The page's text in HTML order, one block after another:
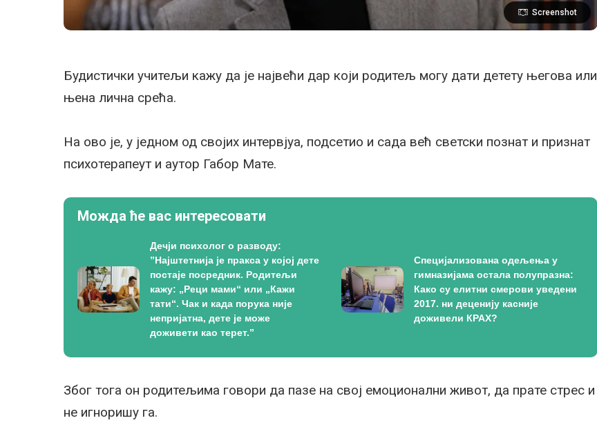
Screenshot
Будистички учитељи кажу да је највећи дар који родитељ могу дати детету његова или
њена лична срећа.
На ово је, у једном од својих интервјуа, подсетио и сада већ светски познат и признат
психотерапеут и аутор Габор Мате.
Можда ће вас интересовати
Дечји психолог о разводу:
”Најштетнија је пракса у којој дете
постаје посредник. Родитељи
кажу: „Реци мами“ или „Кажи
тати“. Чак и када порука није
непријатна, дете је може
доживети као терет.”
Специјализована одељења у
гимназијама остала полупразна:
Како су елитни смерови уведени
2017. ни деценију касније
доживели КРАХ?
Због тога он родитељима говори да пазе на свој емоционални живот, да прате стрес и
не игноришу га.